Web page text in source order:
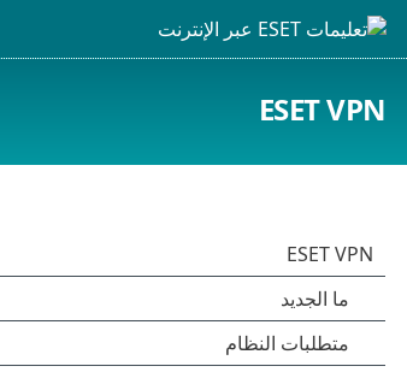
ESET VPN